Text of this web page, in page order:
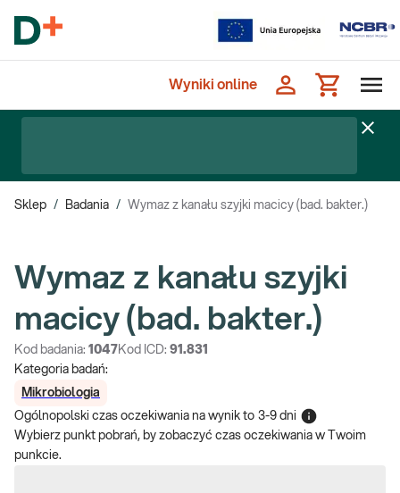
Wyniki online
Sklep / Badania / Wymaz z kanału szyjki macicy (bad. bakter.)
Wymaz z kanału szyjki
macicy (bad. bakter.)
Kod badania: 1047 Kod ICD: 91.831
Kategoria badań:
Mikrobiologia
Ogólnopolski czas oczekiwania na wynik to 3-9 dni
Wybierz punkt pobrań, by zobaczyć czas oczekiwania w Twoim
punkcie.